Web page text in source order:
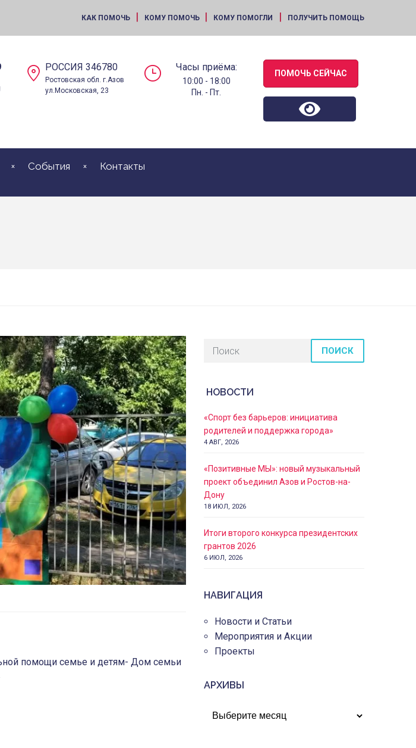
КАК ПОМОЧЬ | КОМУ ПОМОЧЬ | КОМУ ПОМОГЛИ | ПОЛУЧИТЬ ПОМОЩЬ
РОССИЯ 346780
Ростовская обл. г.Азов
ул.Московская, 23
Часы приёма:
10:00 - 18:00
Пн. - Пт.
ПОМОЧЬ СЕЙЧАС
События Контакты
помощи семье и детям- Дом семьи
ПОИСК
НОВОСТИ
«Спорт без барьеров: инициатива
родителей и поддержка города»
4 АВГ, 2026
«Позитивные МЫ»: новый музыкальный
проект объединил Азов и Ростов-на-
Дону
18 ИЮЛ, 2026
Итоги второго конкурса президентских
грантов 2026
6 ИЮЛ, 2026
НАВИГАЦИЯ
Новости и Статьи
Мероприятия и Акции
Проекты
АРХИВЫ
АРХИВЫ